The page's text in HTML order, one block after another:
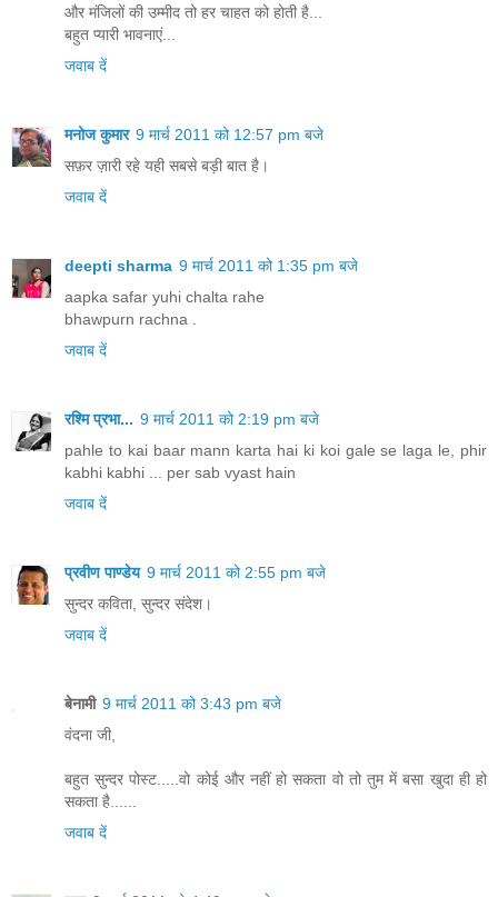
और मंजिलों की उम्मीद तो हर चाहत को होती है...
बहुत प्यारी भावनाएं...
जवाब दें
मनोज कुमार 9 मार्च 2011 को 12:57 pm बजे
सफ़र ज़ारी रहे यही सबसे बड़ी बात है।
जवाब दें
deepti sharma 9 मार्च 2011 को 1:35 pm बजे
aapka safar yuhi chalta rahe
bhawpurn rachna .
जवाब दें
रश्मि प्रभा... 9 मार्च 2011 को 2:19 pm बजे
pahle to kai baar mann karta hai ki koi gale se laga le, phir
kabhi kabhi ... per sab vyast hain
जवाब दें
प्रवीण पाण्डेय 9 मार्च 2011 को 2:55 pm बजे
सुन्दर कविता, सुन्दर संदेश।
जवाब दें
बेनामी 9 मार्च 2011 को 3:43 pm बजे
वंदना जी,
बहुत सुन्दर पोस्ट.....वो कोई और नहीं हो सकता वो तो तुम में बसा खुदा ही हो
सकता है......
जवाब दें